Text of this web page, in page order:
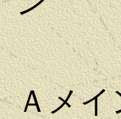
Ａメ